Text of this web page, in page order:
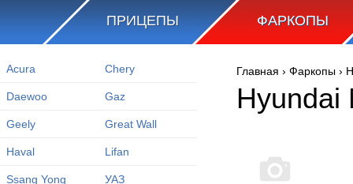
ПРИЦЕПЫ ФАРКОПЫ
Acura Chery
Daewoo Gaz
Geely Great Wall
Haval Lifan
Ssang Yong УАЗ
Вы здесь
Главная › Фаркопы ›
Hyundai